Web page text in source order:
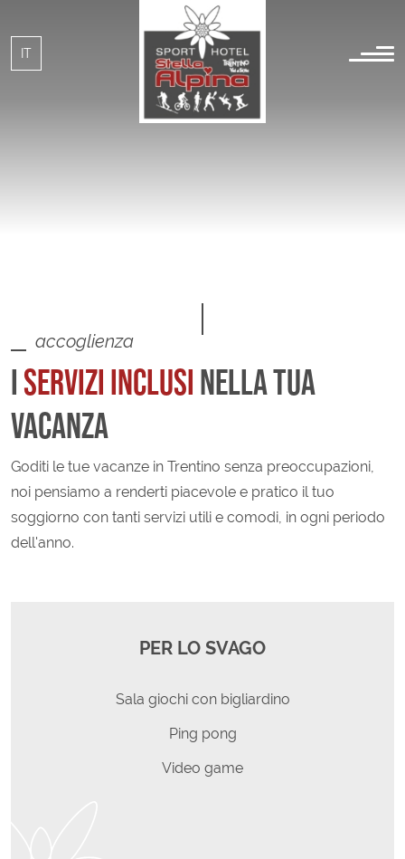
IT
accoglienza
ISERVIZI INCLUSI NELLA TUA
VACANZA
Goditi le tue vacanze in Trentino senza preoccupazioni,
noi pensiamo a renderti piacevole e pratico il tuo
soggiorno con tanti servizi utili e comodi, in ogni periodo
dell'anno.
PER LO SVAGO
Sala giochi con bigliardino
Ping pong
Video game